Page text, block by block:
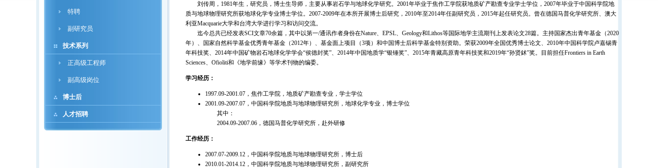
特聘
副研究员
技术系列
正高级工程师
副高级岗位
博士后
人才招聘
刘传周，1981年生，研究员，博士生导师，主要从事岩石学与地球化学研究。2001年毕业于焦作工学院获地质矿产勘查专业学士学位，2007年毕业于中国科学院地
质与地球物理研究所获地球化学专业博士学位。2007-2009年在本所开展博士后研究，2010年至2014年任副研究员，2015年起任研究员。曾在德国马普化学研究所、澳大
利亚Macquarie大学和台湾大学进行学习和访问交流。
迄今总共已经发表SCI文章70余篇，其中以第一/通讯作者身份在Nature、EPSL、Geology和Lithos等国际地学主流期刊上发表论文28篇。主持国家杰出青年基金（2020
年）、国家自然科学基金优秀青年基金（2012年）、基金面上项目（3项）和中国博士后科学基金特别资助。荣获2009年全国优秀博士论文、2010年中国科学院卢嘉锡青
年科技奖、2014年中国矿物岩石地球化学学会“侯德封奖”、2014年中国地质学“银锤奖”、2015年青藏高原青年科技奖和2019年“孙贤鉥”奖。目前担任Frontiers in Earth
Sciences、Ofioliti和《地学前缘》等学术刊物的编委。
学习经历：
1997.09-2001.07，焦作工学院，地质矿产勘查专业，学士学位
2001.09-2007.07，中国科学院地质与地球物理研究所，地球化学专业，博士学位
其中：
2004.09-2007.06，德国马普化学研究所，赴外研修
工作经历：
2007.07-2009.12，中国科学院地质与地球物理研究所，博士后
2010.01-2014.12，中国科学院地质与地球物理研究所，副研究所